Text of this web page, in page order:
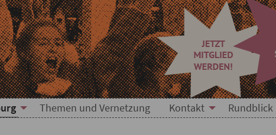
Themen und Vernetzung Kontakt Rundblick